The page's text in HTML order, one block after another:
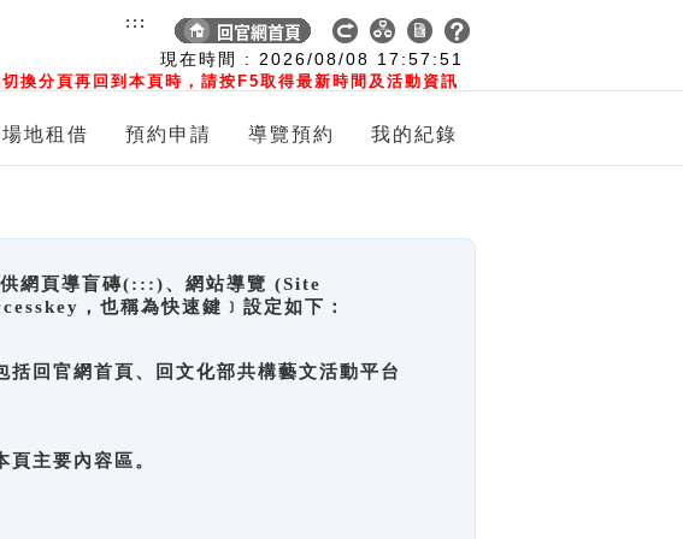
現在時間 : 2026/08/08 17:57:51
換分頁再回到本頁時，請按F5取得最新時間及活動資訊
:::
場地租借 預約申請 導覽預約 我的紀錄
供網頁導盲磚(:::)、網站導覽 (Site
，也稱為快速鍵﹞設定如下：
官網首頁、回文化部共構藝文活動平台
主要內容區。